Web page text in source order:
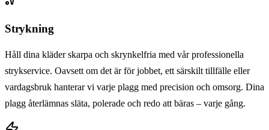
Strykning
Håll dina kläder skarpa och skrynkelfria med vår professionella
strykservice. Oavsett om det är för jobbet, ett särskilt tillfälle eller
vardagsbruk hanterar vi varje plagg med precision och omsorg. Dina
plagg återlämnas släta, polerade och redo att bäras – varje gång.